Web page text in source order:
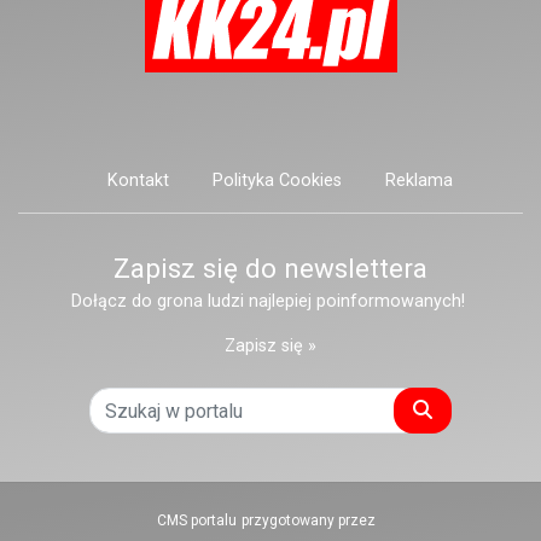
Kontakt Polityka Cookies Reklama
Zapisz się do newslettera
Dołącz do grona ludzi najlepiej poinformowanych!
Zapisz się »
Szukaj
CMS portalu przygotowany przez